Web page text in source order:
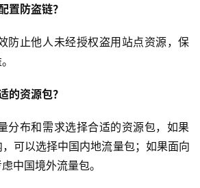
置防盗链？
的资源包？
可以选择中国内地流量包；如果面向
中国境外流量包。